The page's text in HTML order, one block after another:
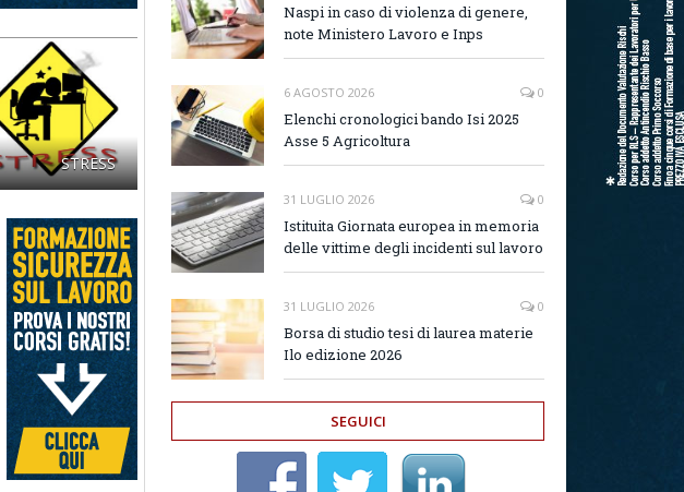
STRESS
Naspi in caso di violenza di genere,
note Ministero Lavoro e Inps
6 AGOSTO 2026 0
Elenchi cronologici bando Isi 2025
Asse 5 Agricoltura
31 LUGLIO 2026 0
Istituita Giornata europea in memoria
delle vittime degli incidenti sul lavoro
31 LUGLIO 2026 0
Borsa di studio tesi di laurea materie
Ilo edizione 2026
SEGUICI